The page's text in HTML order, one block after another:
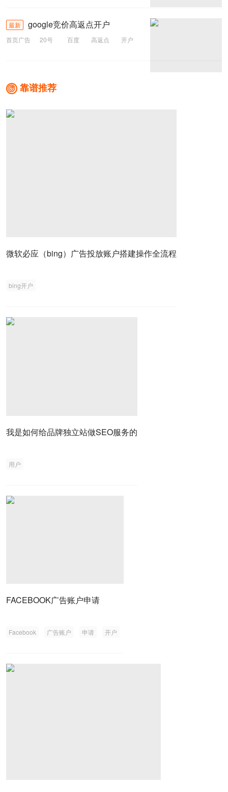
最新 google竞价高返点开户
首页广告 20号 百度 高返点
开户
 靠谱推荐
微软必应（bing）广告投放账户搭建操作全流程
bing开户
我是如何给品牌独立站做SEO服务的
用户
FACEBOOK广告账户申请
Facebook 广告账户 申请 开户